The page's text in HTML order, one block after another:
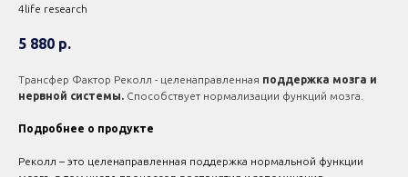
4life research
5 880 р.
Трансфер Фактор Реколл - целенаправленная поддержка мозга и
нервной системы. Способствует нормализации функций мозга.
Подробнее о продукте
Реколл – это целенаправленная поддержка нормальной функции